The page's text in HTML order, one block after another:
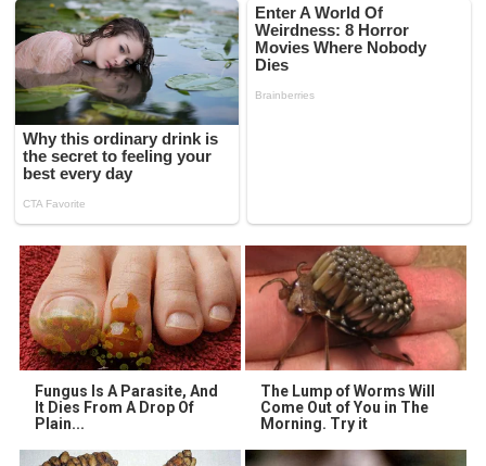
Fungus Is A Parasite, And
It Dies From A Drop Of
Plain...
The Lump of Worms Will
Come Out of You in The
Morning. Try it